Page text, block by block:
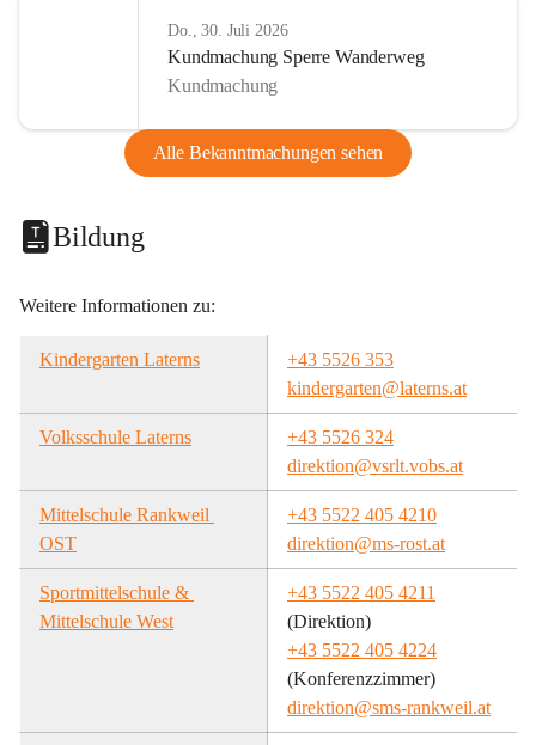
Do., 30. Juli 2026
Kundmachung Sperre Wanderweg
Kundmachung
Alle Bekanntmachungen sehen
Bildung
Weitere Informationen zu:
Kindergarten Laterns
+43 5526 353
kindergarten@laterns.at
Volksschule Laterns
+43 5526 324
direktion@vsrlt.vobs.at
Mittelschule Rankweil
OST
+43 5522 405 4210
direktion@ms-rost.at
Sportmittelschule &
Mittelschule West
+43 5522 405 4211
(Direktion)
+43 5522 405 4224
(Konferenzzimmer)
direktion@sms-rankweil.at